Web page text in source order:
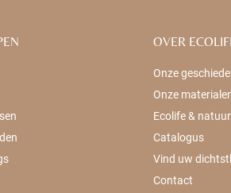
OVER
Onze
Onze
Ecolife & natuur
Catalogus
Vind uw
Contact